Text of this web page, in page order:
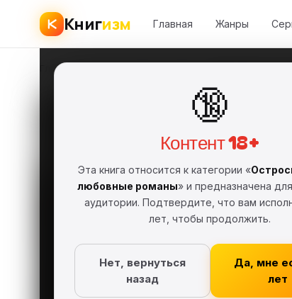
Книгизм Главная Жанры
🔞
Контент 18+
Эта книга относится к категории «
любовные романы» и предназначена
аудитории. Подтвердите, что вам
лет, чтобы продолжить.
Да, мне
лет
Нет, вернуться
назад
Главная
ИМ
FB2